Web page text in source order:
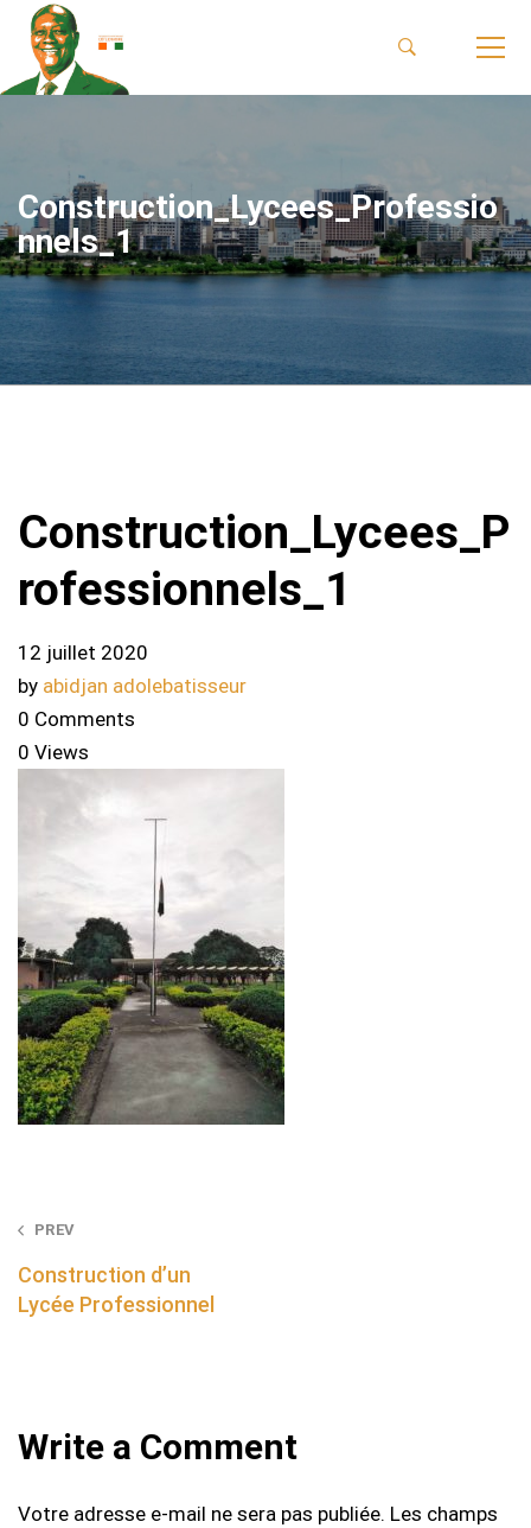
Construction_Lycees_Professio
nnels_1
Construction_Lycees_P
rofessionnels_1
12 juillet 2020
by abidjan adolebatisseur
0 Comments
0 Views
Post
navigation
PREV
Construction d’un
Lycée Professionnel
Write a Comment
Votre adresse e-mail ne sera pas publiée. Les champs